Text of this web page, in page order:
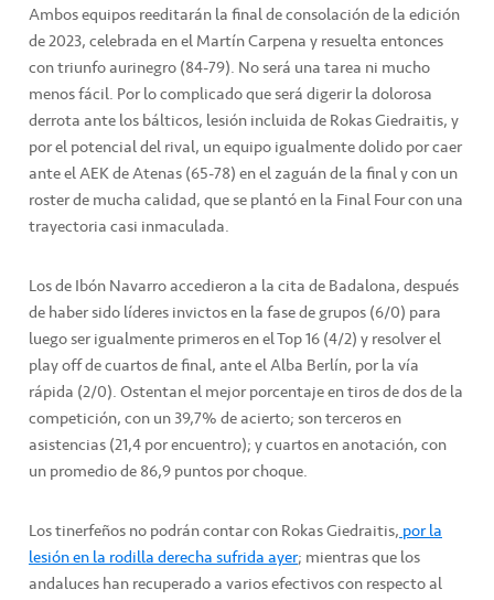
Ambos equipos reeditarán la final de consolación de la edición
de 2023, celebrada en el Martín Carpena y resuelta entonces
con triunfo aurinegro (84-79). No será una tarea ni mucho
menos fácil. Por lo complicado que será digerir la dolorosa
derrota ante los bálticos, lesión incluida de Rokas Giedraitis, y
por el potencial del rival, un equipo igualmente dolido por caer
ante el AEK de Atenas (65-78) en el zaguán de la final y con un
roster de mucha calidad, que se plantó en la Final Four con una
trayectoria casi inmaculada.
Los de Ibón Navarro accedieron a la cita de Badalona, después
de haber sido líderes invictos en la fase de grupos (6/0) para
luego ser igualmente primeros en el Top 16 (4/2) y resolver el
play off de cuartos de final, ante el Alba Berlín, por la vía
rápida (2/0). Ostentan el mejor porcentaje en tiros de dos de la
competición, con un 39,7% de acierto; son terceros en
asistencias (21,4 por encuentro); y cuartos en anotación, con
un promedio de 86,9 puntos por choque.
Los tinerfeños no podrán contar con Rokas Giedraitis,por la
lesión en la rodilla derecha sufrida ayer; mientras que los
andaluces han recuperado a varios efectivos con respecto al